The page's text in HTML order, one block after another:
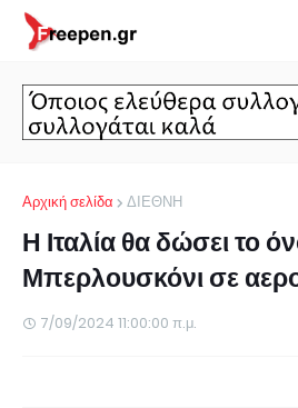
Αρχική σελίδα ΔΙΕΘΝΗ
Η Ιταλία θα δώσει το
Μπερλουσκόνι σε
7/09/2024 11:00:00 π.μ.